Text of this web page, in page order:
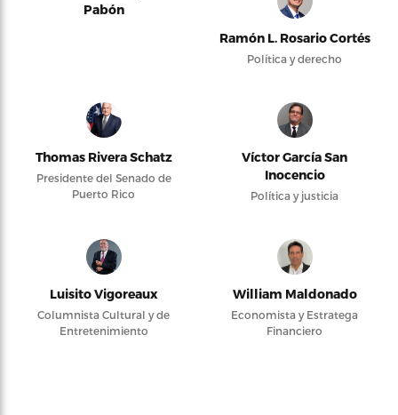
Pabón
Ramón L. Rosario Cortés
Política y derecho
Thomas Rivera Schatz
Presidente del Senado de
Puerto Rico
Víctor García San
Inocencio
Política y justicia
Luisito Vigoreaux
Columnista Cultural y de
Entretenimiento
William Maldonado
Economista y Estratega
Financiero